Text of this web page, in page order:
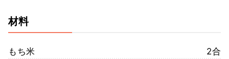
材料
もち米
2合